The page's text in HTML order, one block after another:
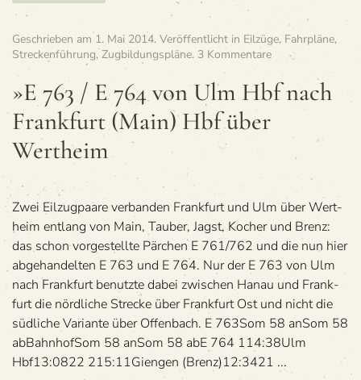
Geschrieben am 1. Mai 2014. Veröffentlicht in Eilzüge, Fahrpläne,
Streckenführung,Zugbildungspläne. 3 Kommentarezu
763
/
furt
(Main)
Hbf
über
Wertheim
»E 763 / E 764 von Ulm Hbf nach
Frank­furt (Main) Hbf über
Wertheim
Zwei Eil­zug­paare ver­ban­den Frank­furt und Ulm über Wert­
heim ent­lang von Main, Tau­ber, Jagst, Kocher und Brenz:
das schon vor­ge­stellte Pär­chen E 761/762 und die nun hier
abge­han­del­ten E 763 und E 764. Nur der E 763 von Ulm
nach Frank­furt benutzte dabei zwi­schen Hanau und Frank­
furt die nörd­li­che Stre­cke über Frank­furt Ost und nicht die
süd­li­che Vari­ante über Offenbach. E 763Som 58 anSom 58
abBahn­hofSom 58 anSom 58 abE 764 114:38Ulm
Hbf13:0822 215:11Gien­gen (Brenz)12:3421 ...